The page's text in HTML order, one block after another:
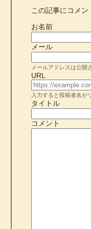
この記事にコメン
お名前
メール
メールアドレスは公開
URL
入力すると投稿者名が
タイトル
コメント